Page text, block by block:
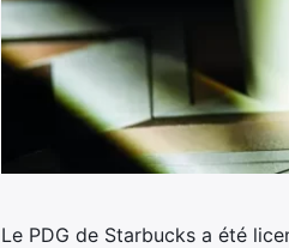
Le PDG de Starbucks a été